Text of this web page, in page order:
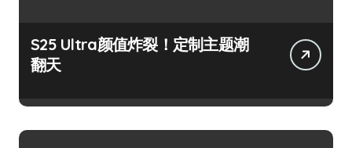
S25 Ultra颜值炸裂！定制主题潮
翻天